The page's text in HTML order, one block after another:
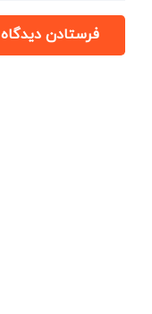
فرستادن دیدگاه